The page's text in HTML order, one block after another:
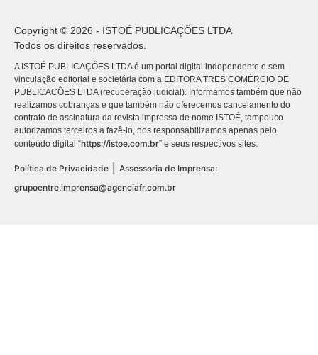
Copyright © 2026 - ISTOÉ PUBLICAÇÕES LTDA
Todos os direitos reservados.
A ISTOÉ PUBLICAÇÕES LTDA é um portal digital independente e sem
vinculação editorial e societária com a EDITORA TRES COMÉRCIO DE
PUBLICACÕES LTDA (recuperação judicial). Informamos também que não
realizamos cobranças e que também não oferecemos cancelamento do
contrato de assinatura da revista impressa de nome ISTOÉ, tampouco
autorizamos terceiros a fazê-lo, nos responsabilizamos apenas pelo
conteúdo digital “https://istoe.com.br” e seus respectivos sites.
Política de Privacidade | Assessoria de Imprensa:
grupoentre.imprensa@agenciafr.com.br